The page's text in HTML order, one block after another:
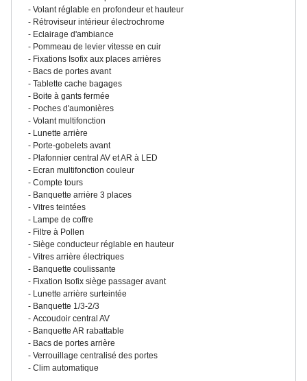
Volant réglable en profondeur et hauteur
Rétroviseur intérieur électrochrome
Eclairage d'ambiance
Pommeau de levier vitesse en cuir
Fixations Isofix aux places arrières
Bacs de portes avant
Tablette cache bagages
Boite à gants fermée
Poches d'aumonières
Volant multifonction
Lunette arrière
Porte-gobelets avant
Plafonnier central AV et AR à LED
Ecran multifonction couleur
Compte tours
Banquette arrière 3 places
Vitres teintées
Lampe de coffre
Filtre à Pollen
Siège conducteur réglable en hauteur
Vitres arrière électriques
Banquette coulissante
Fixation Isofix siège passager avant
Lunette arrière surteintée
Banquette 1/3-2/3
Accoudoir central AV
Banquette AR rabattable
Bacs de portes arrière
Verrouillage centralisé des portes
Clim automatique